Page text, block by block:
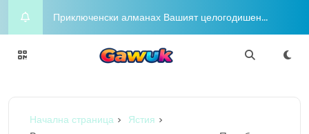
Приключенски алманах Вашият целогодишен
пътеводител за радостта и приключенията
Night on the Town Горещи концепции за облекло
гордост
Йога Блаженство Издигнете духа си с медитация
Начална страница Ястия